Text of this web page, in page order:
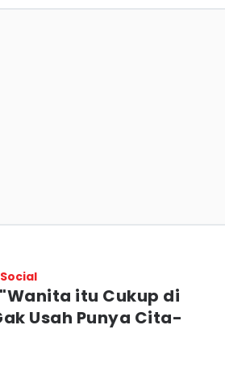
Social
itu Cukup di
Usah Punya Cita-